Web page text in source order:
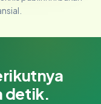
detik.